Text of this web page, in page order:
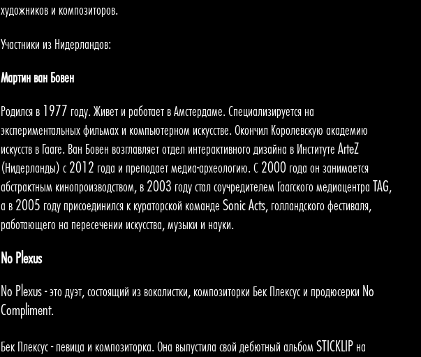
художников и композиторов.
Участники из Нидерландов:
Мартин ван Бовен
Родился в 1977 году. Живет и работает в Амстердаме. Специализируется на
экспериментальных фильмах и компьютерном искусстве. Окончил Королевскую академию
искусств в Гааге. Ван Бовен возглавляет отдел интерактивного дизайна в Институте ArteZ
(Нидерланды) с 2012 года и преподает медиа-археологию. С 2000 года он занимается
абстрактным кинопроизводством, в 2003 году стал соучредителем Гаагского медиацентра TAG,
а в 2005 году присоединился к кураторской команде Sonic Acts, голландского фестиваля,
работающего на пересечении искусства, музыки и науки.
No Plexus
No Plexus - это дуэт, состоящий из вокалистки, композиторки Бек Плексус и продюсерки No
Compliment.
Бек Плексус - певица и композиторка. Она выпустила свой дебютный альбом STICKLIP на